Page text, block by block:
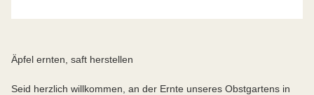
Äpfel ernten, saft herstellen
Seid herzlich willkommen, an der Ernte unseres Obstgartens in